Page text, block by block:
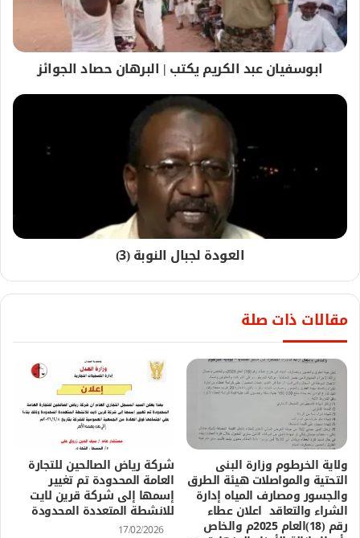
ابوسفيان عبد الكريم يكتب | البرهان حصاد الجوائز
العودة لجبال النوبة (3)
مقالات ذات صلة
ولاية الخرطوم وزارة البنى
التحتية والمواصلات هيئة الطرق
والجسور ومصارف المياه إدارة
الشراء والتعاقد اعلان عطاء
رقم (18)العام 2025م والخاص
شركة رياض الصالحين للتجارة
العامة المحدودة تم تغيير
إسمها إلى شركة قرين لايت
للانشطة المتعددة المحدودة
17/02/2026